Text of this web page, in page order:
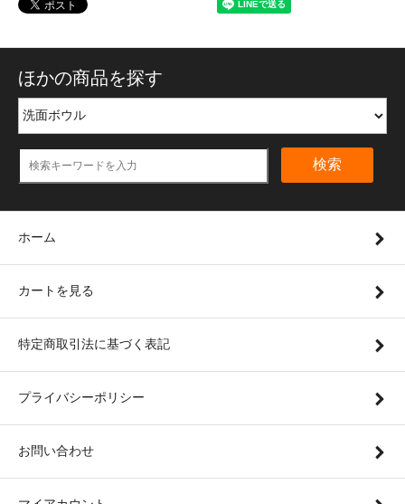
ほかの商品を探す
検索
ホーム
カートを見る
特定商取引法に基づく表記
プライバシーポリシー
お問い合わせ